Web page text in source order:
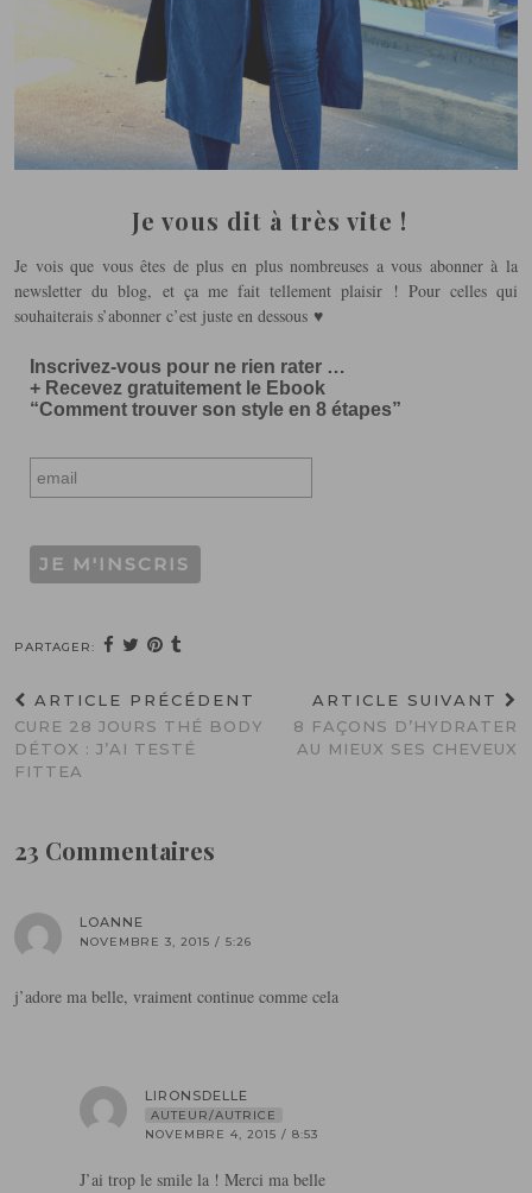
Je vous dit à très vite !
Je vois que vous êtes de plus en plus nombreuses a vous abonner à la
newsletter du blog, et ça me fait tellement plaisir ! Pour celles qui
souhaiterais s’abonner c’est juste en dessous ♥
Inscrivez-vous pour ne rien rater …
+ Recevez gratuitement le Ebook
“Comment trouver son style en 8 étapes”
PARTAGER:
ARTICLE PRÉCÉDENT
CURE 28 JOURS THÉ BODY
DÉTOX : J’AI TESTÉ
FITTEA
ARTICLE SUIVANT
8 FAÇONS D’HYDRATER
AU MIEUX SES CHEVEUX
23 Commentaires
LOANNE
NOVEMBRE 3, 2015 / 5:26
j’adore ma belle, vraiment continue comme cela
LIRONSDELLE
AUTEUR/AUTRICE
NOVEMBRE 4, 2015 / 8:53
J’ai trop le smile la ! Merci ma belle